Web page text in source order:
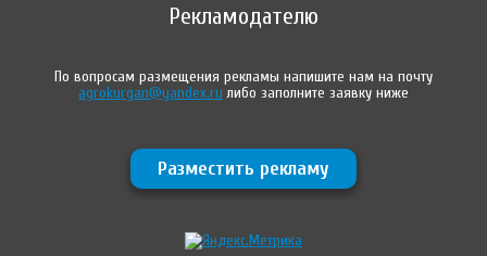
Рекламодателю
По вопросам размещения рекламы напишите нам на почту
agrokurgan@yandex.ru либо заполните заявку ниже
Разместить рекламу